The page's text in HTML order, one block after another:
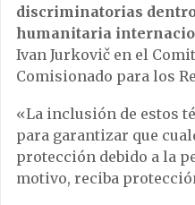
discriminatorias
humanitaria
Ivan Jurkovič en el
Comisionado para los
«La inclusión de estos
para garantizar que
protección debido a la
motivo, reciba